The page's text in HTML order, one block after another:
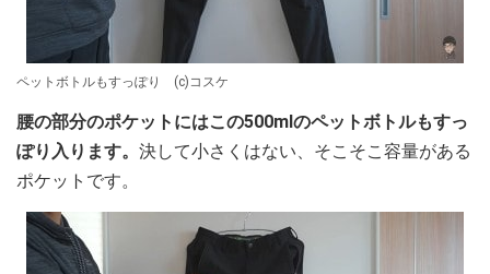
ペットボトルもすっぽり (c)コスケ
腰の部分のポケットにはこの500mlのペットボトルもすっ
ぽり入ります。 決して小さくはない、そこそこ容量がある
ポケットです。